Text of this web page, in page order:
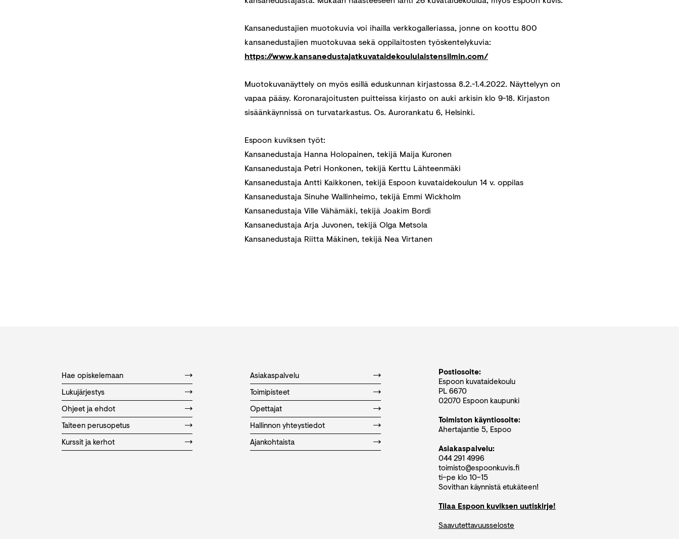
Kansanedustajien muotokuvia voi ihailla verkkogalleriassa, jonne on koottu 800
kansanedustajien muotokuvaa sekä oppilaitosten työskentelykuvia:
https://www.kansanedustajatkuvataidekoululaistensilmin.com/
Muotokuvanäyttely on myös esillä eduskunnan kirjastossa 8.2.-1.4.2022. Näyttelyyn on
vapaa pääsy. Koronarajoitusten puitteissa kirjasto on auki arkisin klo 9-18. Kirjaston
sisäänkäynnissä on turvatarkastus. Os. Aurorankatu 6, Helsinki.
Espoon kuviksen työt:
Kansanedustaja Hanna Holopainen, tekijä Maija Kuronen
Kansanedustaja Petri Honkonen, tekijä Kerttu Lähteenmäki
Kansanedustaja Antti Kaikkonen, tekijä Espoon kuvataidekoulun 14 v. oppilas
Kansanedustaja Sinuhe Wallinheimo, tekijä Emmi Wickholm
Kansanedustaja Ville Vähämäki, tekijä Joakim Bordi
Kansanedustaja Arja Juvonen, tekijä Olga Metsola
Kansanedustaja Riitta Mäkinen, tekijä Nea Virtanen
Hae opiskelemaan
Lukujärjestys
Ohjeet ja ehdot
Taiteen perusopetus
Kurssit ja kerhot
Asiakaspalvelu
Toimipisteet
Opettajat
Hallinnon yhteystiedot
Ajankohtaista
Postiosoite:
Espoon kuvataidekoulu
PL 6670
02070 Espoon kaupunki
Toimiston käyntiosoite:
Ahertajantie 5, Espoo
Asiakaspalvelu:
044 291 4996
toimisto@espoonkuvis.fi
ti–pe klo 10–15
Sovithan käynnistä etukäteen!
Tilaa Espoon kuviksen uutiskirje!
Saavutettavuusseloste